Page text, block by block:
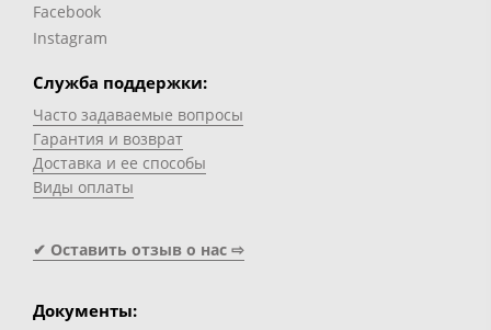
Facebook
Instagram
Служба поддержки:
Часто задаваемые вопросы
Гарантия и возврат
Доставка и ее способы
Виды оплаты
✔ Оставить отзыв о нас ⇨
Документы: